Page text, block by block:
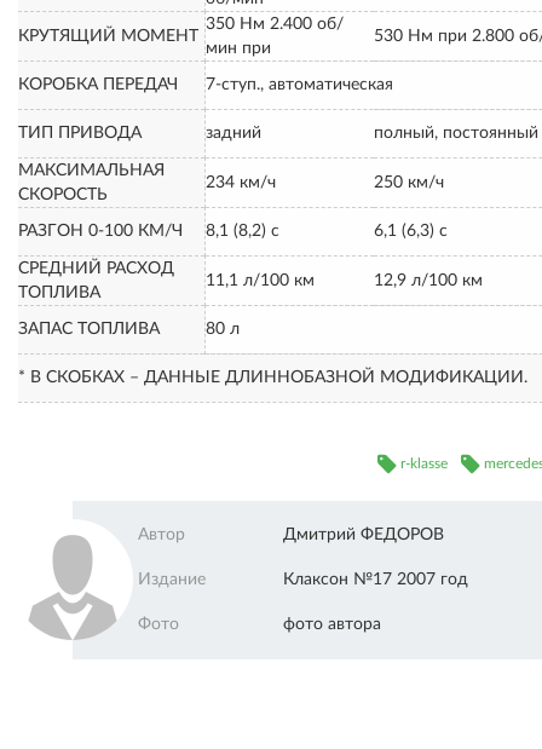
КРУТЯЩИЙ МОМЕНТ
350 Нм 2.400 об/
мин при
530 Нм при 2.800
КОРОБКА ПЕРЕДАЧ 7-ступ., автоматическая
ТИП ПРИВОДА задний полный, постоянный
МАКСИМАЛЬНАЯ
СКОРОСТЬ
234 км/ч 250 км/ч
РАЗГОН 0-100 КМ/Ч 8,1 (8,2) с 6,1 (6,3) с
СРЕДНИЙ РАСХОД
ТОПЛИВА
11,1 л/100 км 12,9 л/100 км
ЗАПАС ТОПЛИВА 80 л
* В СКОБКАХ – ДАННЫЕ ДЛИННОБАЗНОЙ МОДИФИКАЦИИ.
r-klasse
Автор Дмитрий ФЕДОРОВ
Издание Клаксон №17 2007 год
Фото фото автора